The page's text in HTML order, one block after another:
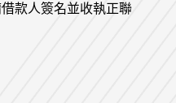
借款人簽名並收執正聯